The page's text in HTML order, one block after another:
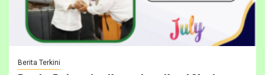
Berita Terkini